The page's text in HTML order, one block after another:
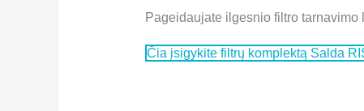
Pageidaujate ilgesnio filtro tarnavimo
Čia įsigykite filtrų komplektą Salda